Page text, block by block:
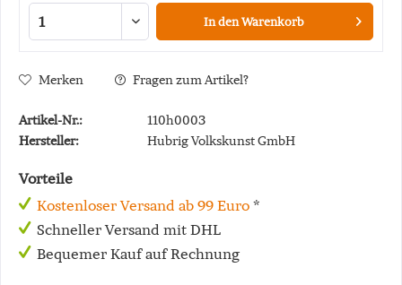
In denWarenkorb
Merken Fragen zum Artikel?
Artikel-Nr.:
110h0003
Hersteller:
Hubrig Volkskunst GmbH
Vorteile
Kostenloser Versand ab 99 Euro *
Schneller Versand mit DHL
Bequemer Kauf auf Rechnung